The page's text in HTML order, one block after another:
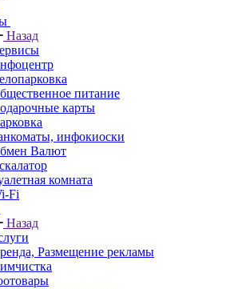
Назад
питание
карты
инфокиоски
Валют
комната
Fi
Назад
Размещение рекламы